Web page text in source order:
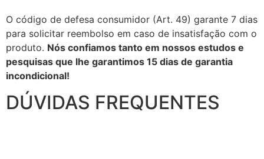
O código de defesa consumidor (Art. 49) garante 7 dias
para solicitar reembolso em caso de insatisfação com o
produto. Nós confiamos tanto em nossos estudos e
pesquisas que lhe garantimos 15 dias de garantia
incondicional!
DÚVIDAS FREQUENTES